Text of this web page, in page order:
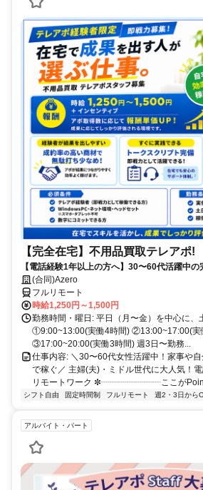
【完全在宅】不用品買取テレアポ!
【電話経験1年以上の方へ】30〜60代活躍中
電話対応で15時までに賢く稼ぐ✨買取経験者は
(合同)Azero
フルリモート
時給1,250円～1,500円
勤務時間・曜日: 平日（月〜金）を中心に、
①9:00~13:00(実働4時間) ②13:00~17:00(実
③17:00~20:00(実働3時間) 週3日〜勤務...
仕事内容: ＼30〜60代女性活躍中！家事や
で稼ぐ／ 主婦(夫)・ミドル世代に大人気！
リモートワーク ✼┈┈┈┈┈┈┈ここが
シフト自由 固定時間制 フルリモート 週2・3日から
アルバイト・パート